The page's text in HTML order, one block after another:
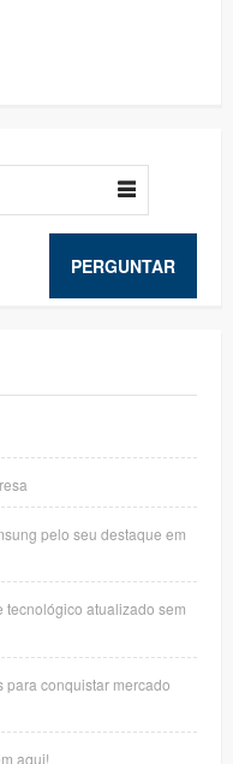
PERGUNTAR
pelo seu destaque em
atualizado sem
para conquistar mercado
aqui!